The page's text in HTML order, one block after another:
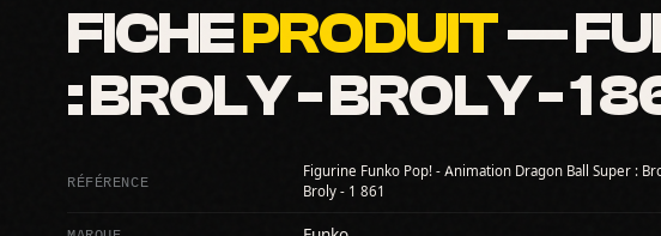
FICHEPRODUIT—
: BROLY - BROLY - 1
RÉFÉRENCE
Figurine Funko Pop! - Animation Dragon Ball Super :
Broly - 1 861